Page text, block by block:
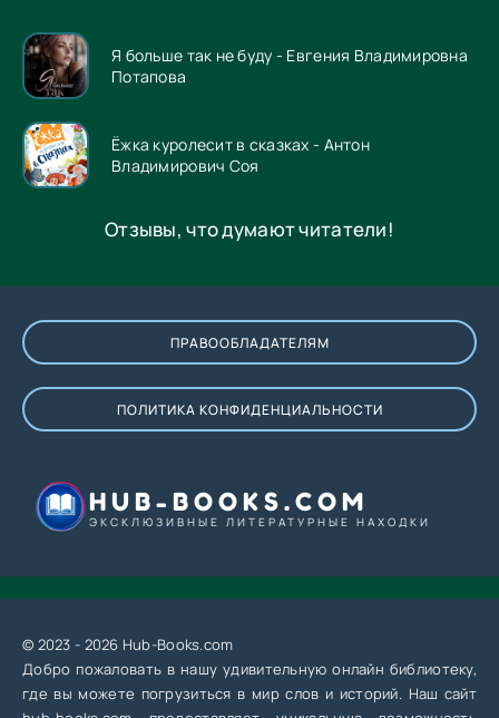
Я больше так не буду - Евгения Владимировна
Потапова
Ёжка куролесит в сказках - Антон
Владимирович Соя
Отзывы, что думают читатели!
ПРАВООБЛАДАТЕЛЯМ
ПОЛИТИКА КОНФИДЕНЦИАЛЬНОСТИ
HUB-BOOKS.COM
ЭКСКЛЮЗИВНЫЕ ЛИТЕРАТУРНЫЕ НАХОДКИ
© 2023 - 2026 Hub-Books.com
Добро пожаловать в нашу удивительную онлайн библиотеку,
где вы можете погрузиться в мир слов и историй. Наш сайт